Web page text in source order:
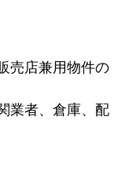
売店兼用物件の
業者、倉庫、配